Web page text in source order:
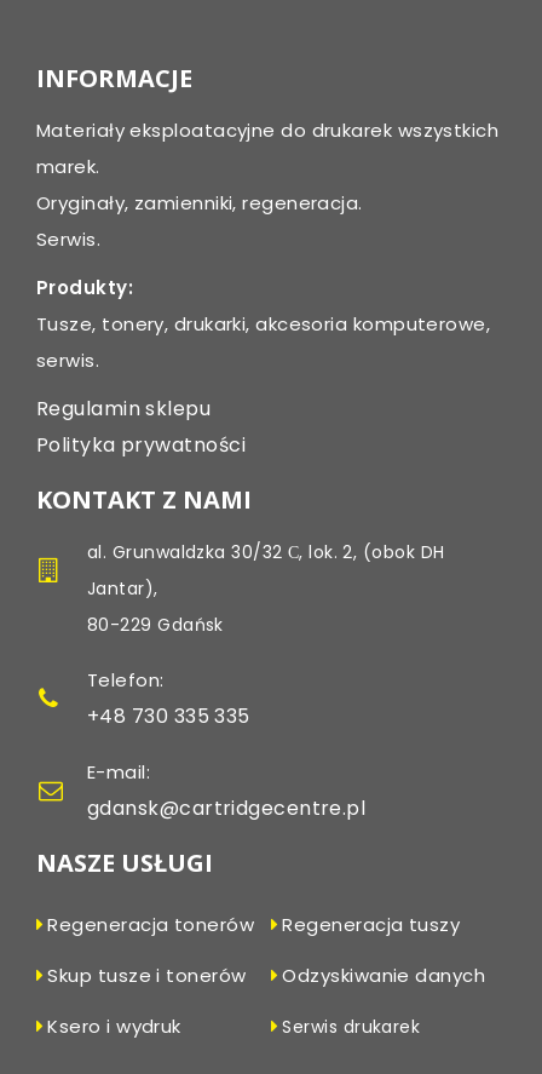
INFORMACJE
Materiały eksploatacyjne do drukarek wszystkich
marek.
Oryginały, zamienniki, regeneracja.
Serwis.
Produkty:
Tusze, tonery, drukarki, akcesoria komputerowe,
serwis.
Regulamin sklepu
Polityka prywatności
KONTAKT Z NAMI
al. Grunwaldzka 30/32 С, lok. 2, (obok DH
Jantar),
80-229 Gdańsk
Telefon:
+48 730 335 335
E-mail:
gdansk@cartridgecentre.pl
NASZE USŁUGI
Regeneracja tonerów
Regeneracja tuszy
Skup tusze i tonerów
Odzyskiwanie danych
Ksero i wydruk
Serwis drukarek